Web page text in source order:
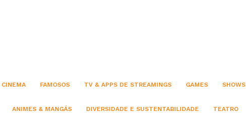
CINEMA FAMOSOS TV & APPS DE STREAMINGS GAMES SHOWS
ANIMES & MANGÁS DIVERSIDADE E SUSTENTABILIDADE TEATRO